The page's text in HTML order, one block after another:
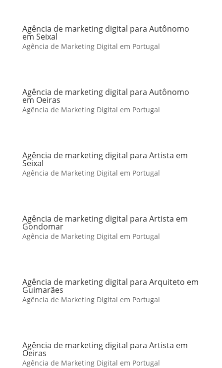
Agência de marketing digital para Autônomo
em Seixal
Agência de Marketing Digital em Portugal
Agência de marketing digital para Autônomo
em Oeiras
Agência de Marketing Digital em Portugal
Agência de marketing digital para Artista em
Seixal
Agência de Marketing Digital em Portugal
Agência de marketing digital para Artista em
Gondomar
Agência de Marketing Digital em Portugal
Agência de marketing digital para Arquiteto em
Guimarães
Agência de Marketing Digital em Portugal
Agência de marketing digital para Artista em
Oeiras
Agência de Marketing Digital em Portugal